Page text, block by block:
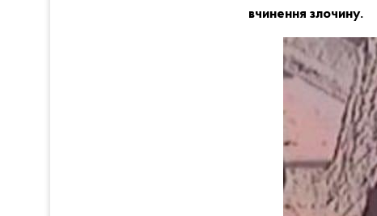
вчинення злочину.